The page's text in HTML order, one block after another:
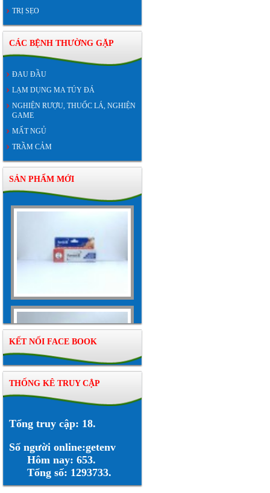
TRỊ SẸO
CÁC BỆNH THƯỜNG GẶP
ĐAU ĐẦU
LẠM DỤNG MA TÚY ĐÁ
NGHIỆN RƯỢU, THUỐC LÁ, NGHIỆN
GAME
MẤT NGỦ
TRẦM CẢM
SẢN PHẨM MỚI
KẾT NỐI FACE BOOK
THỐNG KÊ TRUY CẬP
Tổng truy cập: 18.
Số người online:getenv
Hôm nay: 653.
Tổng số: 1293733.